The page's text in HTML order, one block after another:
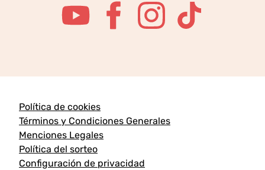
Política de cookies
Términos y Condiciones Generales
Menciones Legales
Política del sorteo
Configuración de privacidad